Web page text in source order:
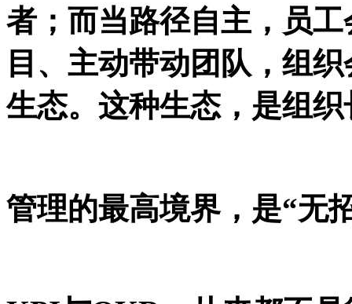
者；而当路径自主，员
目、主动带动团队，组
生态。这种生态，是组
管理的最高境界，是“无